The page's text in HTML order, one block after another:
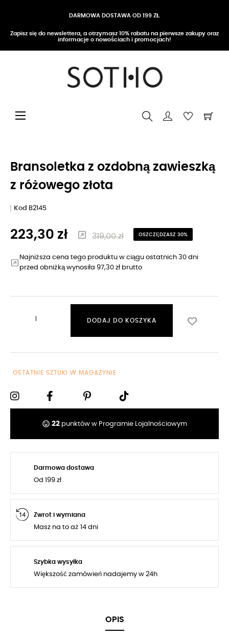
DARMOWA DOSTAWA OD 199 ZŁ
Zapisz się do newslettera, a otrzymasz 10% rabatu na pierwsze zakupy oraz
informacje o nowościach i promocjach!
Przełącz nawigację
☰
Bransoletka z ozdobną zawieszką
z różowego złota
Kod B2145
223,30 zł 319,00 zł OSZCZĘDZASZ 30%
Najniższa cena tego produktu w ciągu ostatnich 30 dni
przed obniżką wynosiła 97,30 zł brutto
DODAJ DO KOSZYKA
OSTATNIE SZTUKI W MAGAZYNIE
tag_faces 22 punktów w Programie Lojalnościowym
Darmowa dostawa
Od 199 zł
Zwrot i wymiana
Masz na to aż 14 dni
Szybka wysyłka
Większość zamówień nadajemy w 24h
OPIS